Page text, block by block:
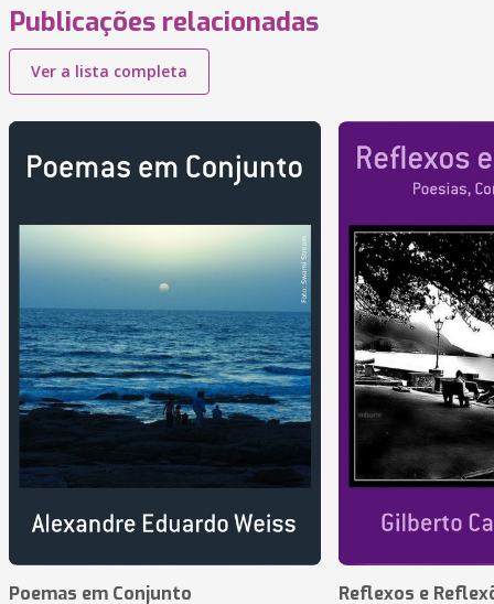
Publicações relacionadas
Ver a lista completa
Poemas em Conjunto Reflexos e